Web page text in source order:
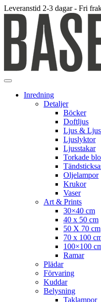
Leveranstid 2-3 dagar - Fri
Inredning
Detaljer
Böcker
Doftljus
Ljus &
Ljuslyktor
Ljusstakar
Torkade
Oljelampor
Krukor
Vaser
Art & Prints
30×40 cm
40 x 50 cm
50 X 70 cm
70 x 100
100×100
Ramar
Plädar
Förvaring
Kuddar
Belysning
Taklampor